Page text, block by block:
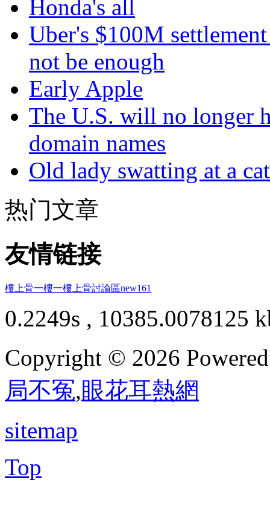
Honda's all
Uber's $100M
not be enough
Early Apple
The U.S. will no longer
domain names
Old lady swatting at a
热门文章
友情链接
樓上骨一樓一樓上骨討論區new161
0.2249s , 10385.0078125
Copyright © 2026
局不冤,眼花耳熱網
sitemap
Top